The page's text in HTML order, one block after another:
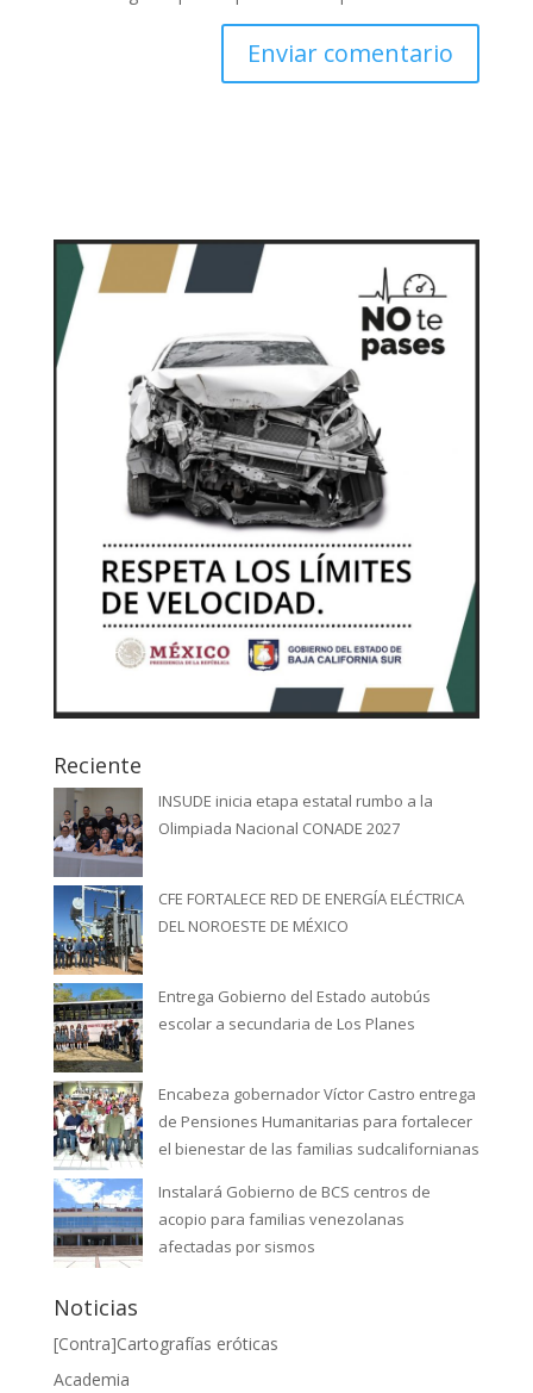
Reciente
INSUDE inicia etapa estatal rumbo a la
Olimpiada Nacional CONADE 2027
CFE FORTALECE RED DE ENERGÍA ELÉCTRICA
DEL NOROESTE DE MÉXICO
Entrega Gobierno del Estado autobús
escolar a secundaria de Los Planes
Encabeza gobernador Víctor Castro entrega
de Pensiones Humanitarias para fortalecer
el bienestar de las familias sudcalifornianas
Instalará Gobierno de BCS centros de
acopio para familias venezolanas
afectadas por sismos
Noticias
[Contra]Cartografías eróticas
Academia